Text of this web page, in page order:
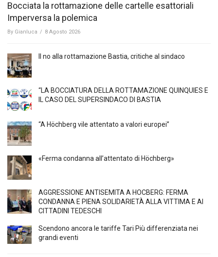
Bocciata la rottamazione delle cartelle esattoriali
Imperversa la polemica
By Gianluca / 8 Agosto 2026
Il no alla rottamazione Bastia, critiche al sindaco
“LA BOCCIATURA DELLA ROTTAMAZIONE QUINQUIES E
IL CASO DEL SUPERSINDACO DI BASTIA
“A Höchberg vile attentato a valori europei”
«Ferma condanna all’attentato di Höchberg»
AGGRESSIONE ANTISEMITA A HÖCBERG: FERMA
CONDANNA E PIENA SOLIDARIETÀ ALLA VITTIMA E AI
CITTADINI TEDESCHI
Scendono ancora le tariffe Tari Più differenziata nei
grandi eventi